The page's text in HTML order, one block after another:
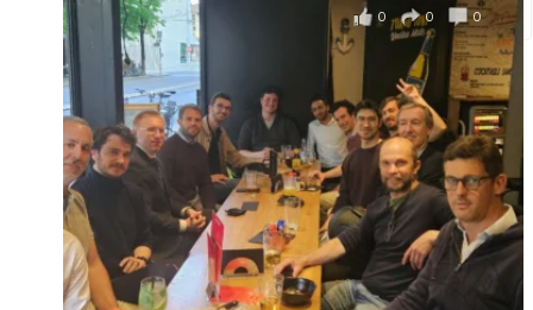
Charger plus Suivre sur Instagram
0 0 0
Voir sur Facebook
Connexion
Identifiant oublié ?
Mot de passe
oublié ?